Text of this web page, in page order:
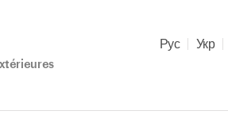
Рус Укр